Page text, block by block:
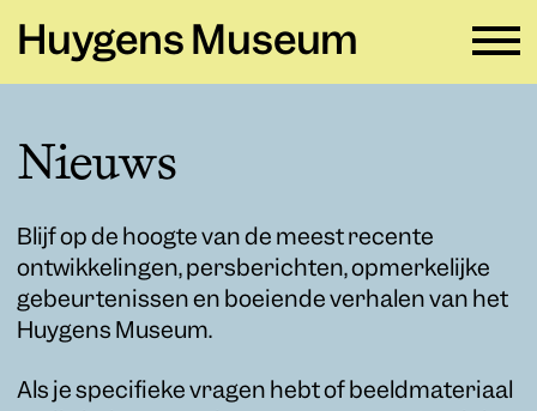
Huygens Museum
Zien en doen→
Verhuur →
Educatie →
Nieuws
Blijf op de hoogte van de meest recente
ontwikkelingen, persberichten, opmerkelijke
gebeurtenissen en boeiende verhalen van het
Huygens Museum.
Als je specifieke vragen hebt of beeldmateriaal